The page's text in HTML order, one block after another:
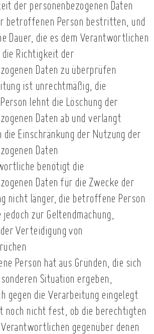
der personenbezogenen Daten
betroffenen Person bestritten, und
Dauer, die es dem Verantwortlichen
Richtigkeit der
Daten zu überprüfen
ist unrechtmäßig, die
lehnt die Löschung der
Daten ab und verlangt
Einschränkung der Nutzung der
Daten
benötigt die
Daten für die Zwecke der
nicht länger, die betroffene Person
zur Geltendmachung,
Verteidigung von
Person hat aus Gründen, die sich
Situation ergeben,
gegen die Verarbeitung eingelegt
noch nicht fest, ob die berechtigten
Verantwortlichen gegenüber denen